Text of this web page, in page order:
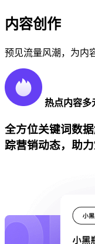
内容创作
预见流量风潮，为内
热点内容多
全方位关键词数
踪营销动态，助力